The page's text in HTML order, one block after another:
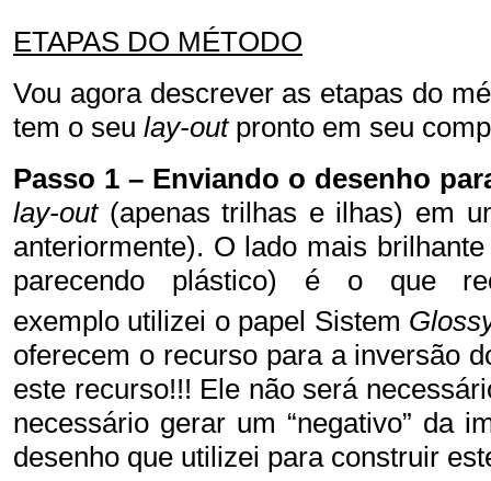
ETAPAS DO MÉTODO
Vou agora descrever as etapas do
tem o seu lay-outpronto em seu
Passo 1 – Enviando o desenho
lay-out (apenas trilhas e ilhas) em
anteriormente). O lado mais
parecendo plástico) é o que
exemplo utilizei o papel Sistem
oferecem o recurso para a inversão
este recurso!!! Ele não será
necessário gerar um “negativo” da
desenho que utilizei para construir